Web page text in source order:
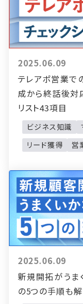
2025.06.09
テレアポ営業で
成から終話後対
リスト43項目
ビジネス知識
リード獲得
営
2025.06.09
新規開拓がうま
の5つの手順も